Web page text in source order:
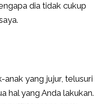
dia tidak cukup
anak yang jujur, telusuri
hal yang Anda lakukan.